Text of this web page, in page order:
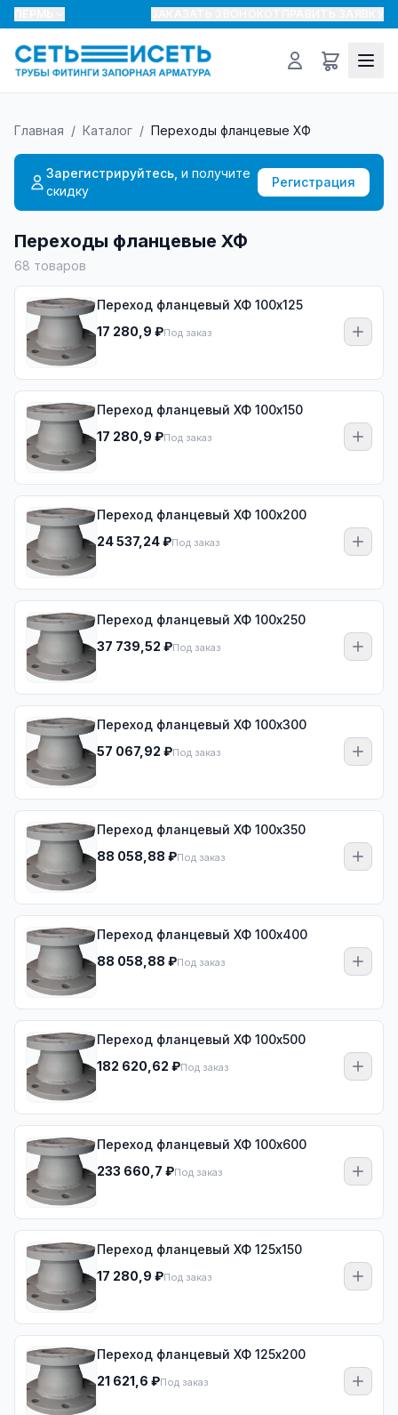
Главная / Каталог / Переходы фланцевые ХФ
Зарегистрируйтесь, и получите
скидку
Регистрация
Переходы фланцевые ХФ
68 товаров
Переход фланцевый ХФ 100х125
17 280,9 ₽Под заказ
Переход фланцевый ХФ 100х150
17 280,9 ₽Под заказ
Переход фланцевый ХФ 100х200
24 537,24 ₽Под заказ
Переход фланцевый ХФ 100х250
37 739,52 ₽Под заказ
Переход фланцевый ХФ 100х300
57 067,92 ₽Под заказ
Переход фланцевый ХФ 100х350
88 058,88 ₽Под заказ
Переход фланцевый ХФ 100х400
88 058,88 ₽Под заказ
Переход фланцевый ХФ 100х500
182 620,62 ₽Под заказ
Переход фланцевый ХФ 100х600
233 660,7 ₽Под заказ
Переход фланцевый ХФ 125х150
17 280,9 ₽Под заказ
Переход фланцевый ХФ 125х200
21 621,6 ₽Под заказ